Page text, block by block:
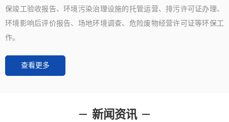
保竣工验收报告、环境污染治理设施的托管运营、排污许可证办理、
环境影响后评价报告、场地环境调查、危险废物经营许可证等环保工
作。
查看更多
新闻资讯